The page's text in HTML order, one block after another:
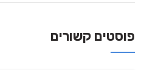
פוסטים קשורים